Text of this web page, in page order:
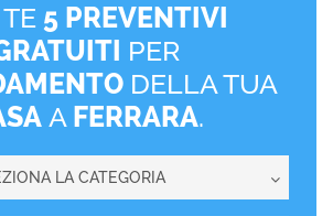
5 PREVENTIVI
PER
DELLA TUA
A FERRARA.